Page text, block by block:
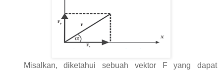
Misalkan, diketahui sebuah vektor F yang dapat